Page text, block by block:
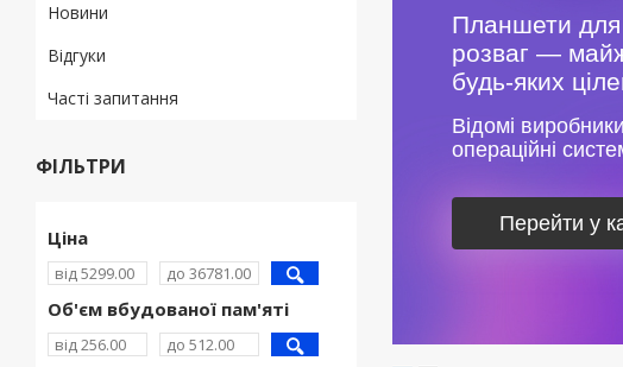
Планшети
розваг —
будь-яких
Відомі виробники
операційні
Перейти у
Новини
Відгуки
Часті запитання
ФІЛЬТРИ
Ціна
Об'єм вбудованої пам'яті